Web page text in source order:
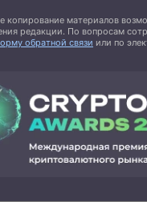
копирование материалов
редакции. По вопросам
обратной связи или по